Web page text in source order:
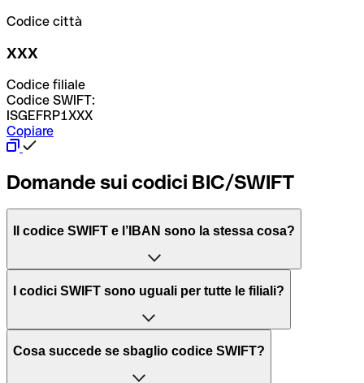
Codice città
XXX
Codice filiale
Codice SWIFT:
ISGEFRP1XXX
Copiare
Domande sui codici BIC/SWIFT
Il codice SWIFT e l’IBAN sono la stessa cosa?
L'acronimo SWIFT sta per “Society for Worldwide
per l’elaborazione dei pagamenti tra diversi Paesi.
Il BIC, invece, sta per “Bank Identifier Code” ed è una
I codici SWIFT sono uguali per tutte le filiali?
Dipende dalle banche. In alcuni casi le banche utilizzano
Cosa succede se sbaglio codice SWIFT?